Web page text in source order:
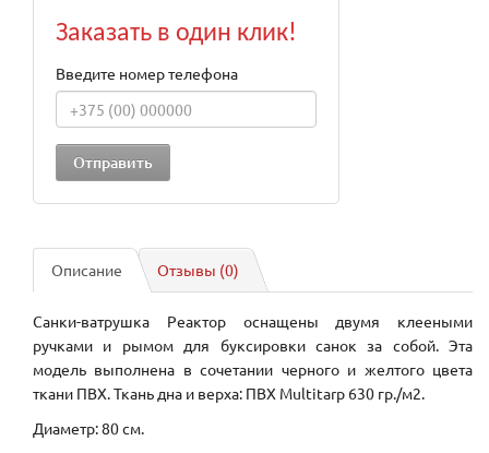
Заказать в один клик!
Введите номер телефона
Описание Отзывы (0)
Санки-ватрушка Реактор оснащены двумя клееными
ручками и рымом для буксировки санок за собой. Эта
модель выполнена в сочетании черного и желтого цвета
ткани ПВХ. Ткань дна и верха: ПВХ Multitarp 630 гр./м2.
Диаметр: 80 см.